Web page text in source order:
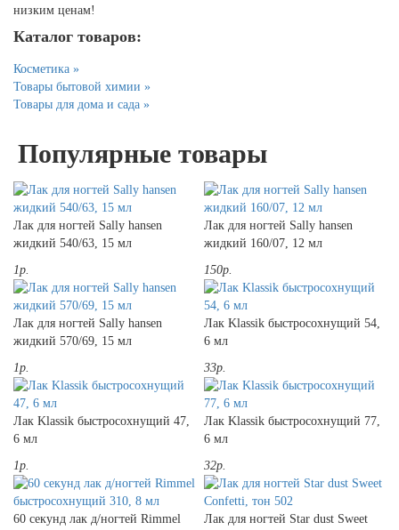
низким ценам!
Каталог товаров:
Косметика »
Товары бытовой химии »
Товары для дома и сада »
Популярные товары
Лак для ногтей Sally hansen
жидкий 540/63, 15 мл
1р.
Лак для ногтей Sally hansen
жидкий 160/07, 12 мл
150р.
Лак для ногтей Sally hansen
жидкий 570/69, 15 мл
1р.
Лак Klassik быстросохнущий 54,
6 мл
33р.
Лак Klassik быстросохнущий 47,
6 мл
1р.
Лак Klassik быстросохнущий 77,
6 мл
32р.
60 секунд лак д/ногтей Rimmel
Лак для ногтей Star dust Sweet